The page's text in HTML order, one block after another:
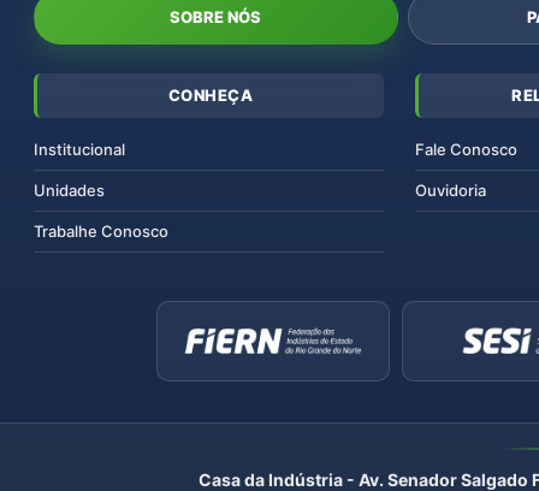
SOBRE NÓS
CONHEÇA
Institucional
Unidades
Trabalhe Conosco
Fale Conosco
Ouvidoria
Casa da Indústria - Av. Senador